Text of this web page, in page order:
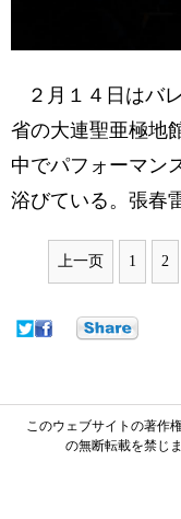
２月１４日はバ
省の大連聖亜極地
中でパフォーマン
浴びている。張
上一页 1 2
このウェブサイトの著作
の無断転載を禁じ